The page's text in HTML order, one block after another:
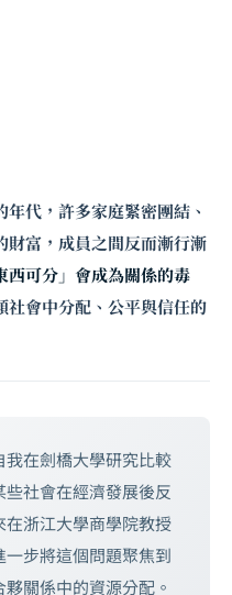
代，許多家庭緊密團結、
財富，成員之間反而漸行漸
西可分」會成為關係的毒
社會中分配、公平與信任的
在劍橋大學研究比較
社會在經濟發展後反
浙江大學商學院教授
步將這個問題聚焦到
關係中的資源分配。